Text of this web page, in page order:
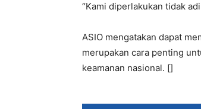
“Kami diperlakukan tidak
ASIO mengatakan dapat
merupakan cara penting
keamanan nasional. []